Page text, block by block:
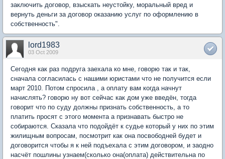
заключить договор, взыскать неустойку, моральный вред и
вернуть деньги за договор оказанию услуг по оформлению в
собственность".
lord1983
03 Oct 2009
Сегодня как раз подруга заехала ко мне, говорю так и так,
сначала согласилась с нашими юристами что не получится если
март 2010. Потом спросила , а оплату вам когда начнут
начислять? говорю ну вот сейчас как дом уже введён, тогда
говорит что по суду должны признать собственность, а то
платить просят с этого момента а признавать быстро не
собираются. Сказала что подойдёт к судье который у них по этим
жилищным вопросам, посмотрит как она посвободней будет и
договорится чтобы я к ней подъехала с этим договором, и заодно
насчёт пошлины узнаем(сколько она(оплата) действительна по